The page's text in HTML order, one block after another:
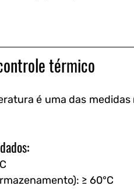
térmico
é uma das
≥ 60°C